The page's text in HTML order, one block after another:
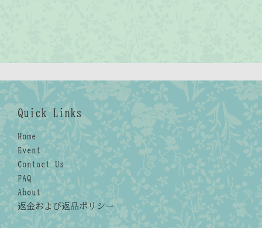
品
Quick Links
Home
Event
Contact Us
FAQ
About
返金および返品ポリシー